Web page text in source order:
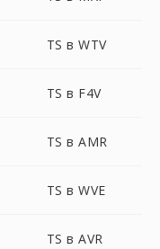
TS в WTV
TS в F4V
TS в AMR
TS в WVE
TS в AVR